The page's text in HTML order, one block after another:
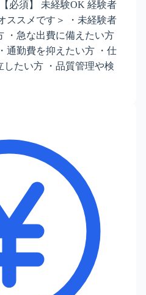
必須】 未経験OK 経験者
ススメです＞ ・未経験者
・急な出費に備えたい方
通勤費を抑えたい方 ・仕
たい方 ・品質管理や検